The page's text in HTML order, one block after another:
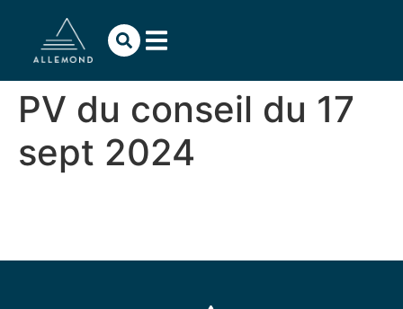
PV du conseil du 17
sept 2024